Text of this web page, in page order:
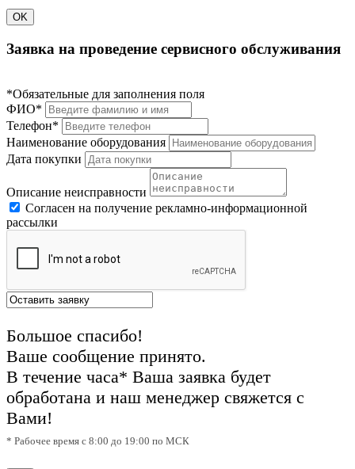
OK
Заявка на проведение сервисного обслуживания
*Обязательные для заполнения поля
ФИО*
Телефон*
Наименование оборудования
Дата покупки
Описание неисправности
Согласен на получение рекламно-информационной
рассылки
Большое спасибо!
Ваше сообщение принято.
В течение часа* Ваша заявка будет
обработана и наш менеджер свяжется с
Вами!
* Рабочее время с 8:00 до 19:00 по МСК